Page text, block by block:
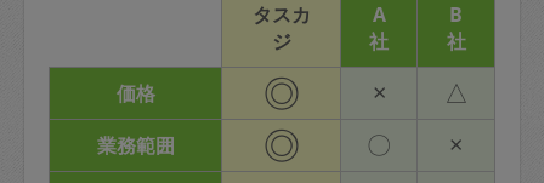
タスカ
ジ
A
社
B
社
価格
◎ × △
業務範囲 ◎ 〇 ×